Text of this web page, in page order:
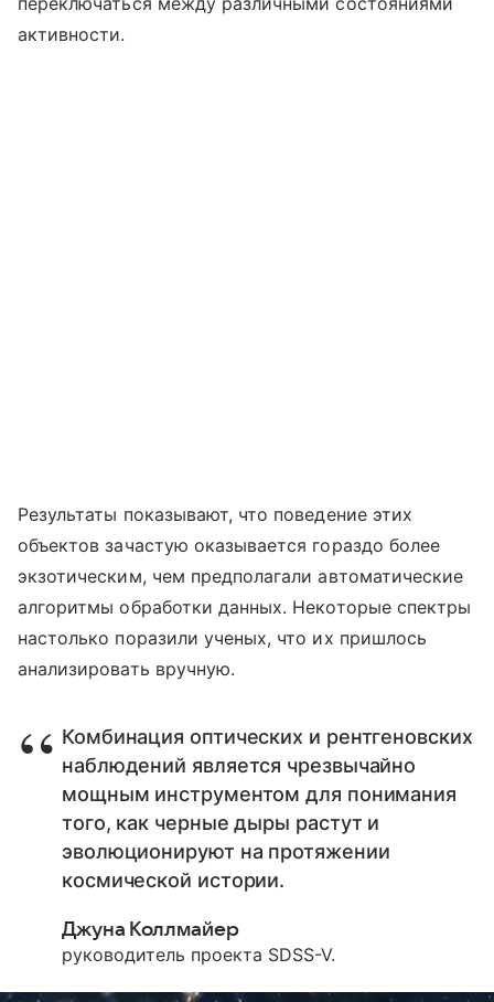
активности.
Результаты показывают, что поведение этих
объектов зачастую оказывается гораздо более
экзотическим, чем предполагали автоматические
алгоритмы обработки данных. Некоторые спектры
настолько поразили ученых, что их пришлось
анализировать вручную.
Комбинация оптических и рентгеновских
наблюдений является чрезвычайно
мощным инструментом для понимания
того, как черные дыры растут и
эволюционируют на протяжении
космической истории.
Джуна Коллмайер
руководитель проекта SDSS-V.